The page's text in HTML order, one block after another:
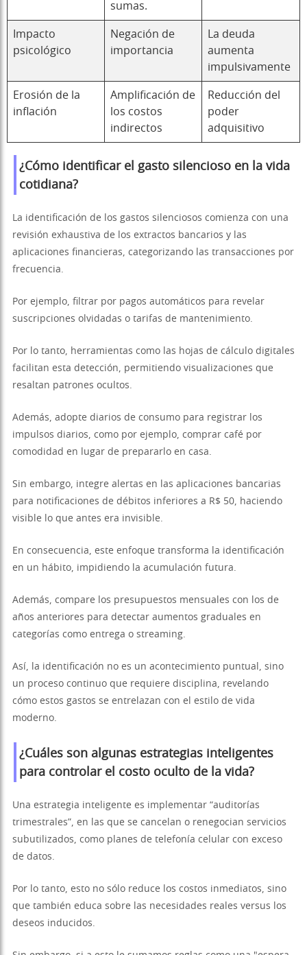
sumas.
Impacto
psicológico
Negación de
importancia
La deuda
aumenta
impulsivamente
Erosión de la
inflación
Amplificación de
los costos
indirectos
Reducción del
poder
adquisitivo
¿Cómo identificar el gasto silencioso en la vida
cotidiana?
La identificación de los gastos silenciosos comienza con una
revisión exhaustiva de los extractos bancarios y las
aplicaciones financieras, categorizando las transacciones por
frecuencia.
Por ejemplo, filtrar por pagos automáticos para revelar
suscripciones olvidadas o tarifas de mantenimiento.
Por lo tanto, herramientas como las hojas de cálculo digitales
facilitan esta detección, permitiendo visualizaciones que
resaltan patrones ocultos.
Además, adopte diarios de consumo para registrar los
impulsos diarios, como por ejemplo, comprar café por
comodidad en lugar de prepararlo en casa.
Sin embargo, integre alertas en las aplicaciones bancarias
para notificaciones de débitos inferiores a R$ 50, haciendo
visible lo que antes era invisible.
En consecuencia, este enfoque transforma la identificación
en un hábito, impidiendo la acumulación futura.
Además, compare los presupuestos mensuales con los de
años anteriores para detectar aumentos graduales en
categorías como entrega o streaming.
Así, la identificación no es un acontecimiento puntual, sino
un proceso continuo que requiere disciplina, revelando
cómo estos gastos se entrelazan con el estilo de vida
moderno.
¿Cuáles son algunas estrategias inteligentes
para controlar el costo oculto de la vida?
Una estrategia inteligente es implementar “auditorías
trimestrales”, en las que se cancelan o renegocian servicios
subutilizados, como planes de telefonía celular con exceso
de datos.
Por lo tanto, esto no sólo reduce los costos inmediatos, sino
que también educa sobre las necesidades reales versus los
deseos inducidos.